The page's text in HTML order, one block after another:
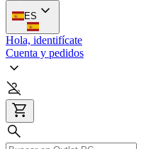
ES
Hola, identifícate
Cuenta y pedidos